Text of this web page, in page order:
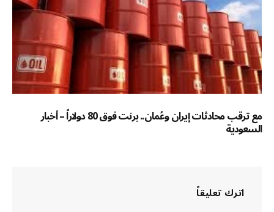
مع ترقب محادثات إيران وعُمان.. برنت فوق 80 دولاراً – أخبار
السعودية
اترك تعليقاً